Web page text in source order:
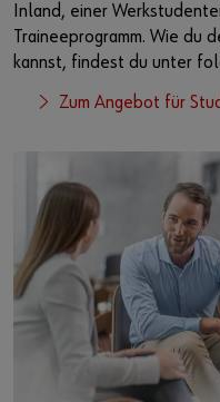
Inland, einer
Traineeprogramm. Wie du
kannst, findest du unter
Zum Angebot für